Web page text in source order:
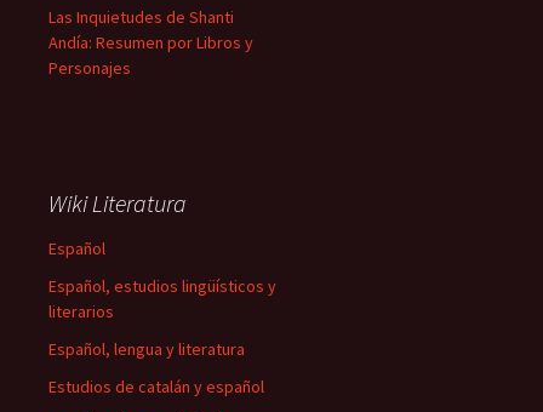
Las Inquietudes de Shanti
Andía: Resumen por Libros y
Personajes
Wiki Literatura
Español
Español, estudios lingüísticos y
literarios
Español, lengua y literatura
Estudios de catalán y español